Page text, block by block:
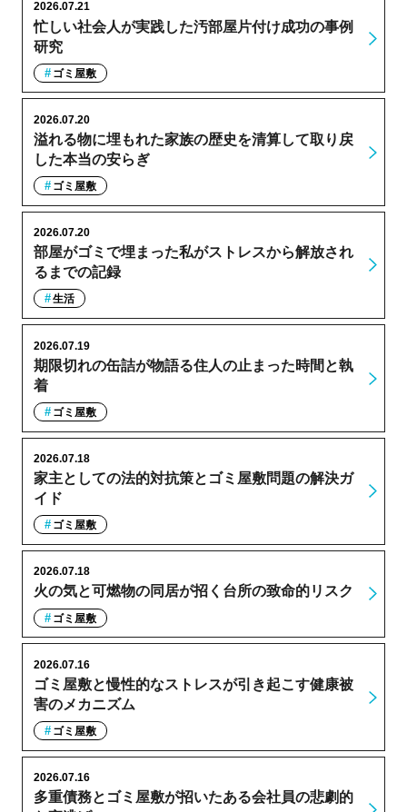
忙しい社会人が実践した汚部屋片付け成功の事例
研究
2026.07.21
ゴミ屋敷
溢れる物に埋もれた家族の歴史を清算して取り戻
した本当の安らぎ
2026.07.20
ゴミ屋敷
部屋がゴミで埋まった私がストレスから解放され
るまでの記録
2026.07.20
生活
期限切れの缶詰が物語る住人の止まった時間と執
着
2026.07.19
ゴミ屋敷
家主としての法的対抗策とゴミ屋敷問題の解決ガ
イド
2026.07.18
ゴミ屋敷
火の気と可燃物の同居が招く台所の致命的リスク
2026.07.18
ゴミ屋敷
ゴミ屋敷と慢性的なストレスが引き起こす健康被
害のメカニズム
2026.07.16
ゴミ屋敷
多重債務とゴミ屋敷が招いたある会社員の悲劇的
2026.07.16